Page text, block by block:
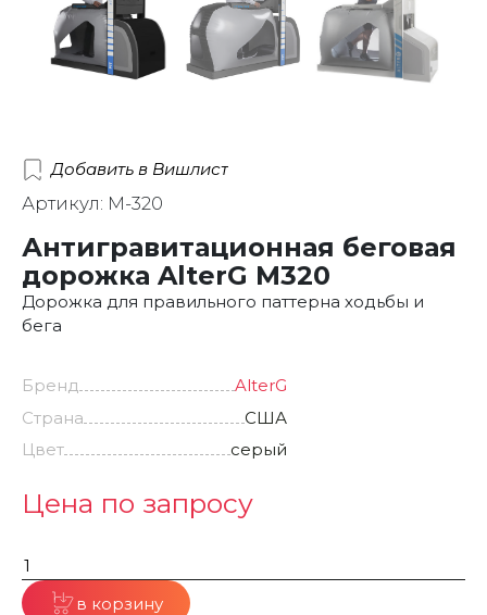
Добавить в Вишлист
Артикул: M-320
Антигравитационная беговая
дорожка AlterG М320
Дорожка для правильного паттерна ходьбы и
бега
Бренд
AlterG
Страна
США
Цвет
серый
Цена по запросу
в корзину